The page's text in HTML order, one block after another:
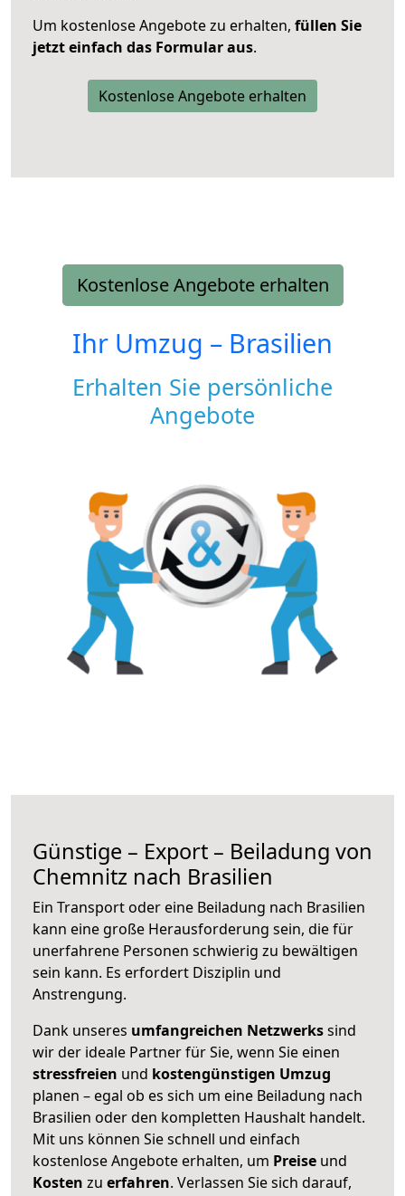
Um kostenlose Angebote zu erhalten, füllen Sie
jetzt einfach das Formular aus.
Kostenlose Angebote erhalten
Kostenlose Angebote erhalten
Ihr Umzug – Brasilien
Erhalten Sie persönliche
Angebote
Günstige – Export – Beiladung von
Chemnitz nach Brasilien
Ein Transport oder eine Beiladung nach Brasilien
kann eine große Herausforderung sein, die für
unerfahrene Personen schwierig zu bewältigen
sein kann. Es erfordert Disziplin und
Anstrengung.
Dank unseres umfangreichen Netzwerkssind
wir der ideale Partner für Sie, wenn Sie einen
stressfreien und kostengünstigen Umzug
planen – egal ob es sich um eine Beiladung nach
Brasilien oder den kompletten Haushalt handelt.
Mit uns können Sie schnell und einfach
kostenlose Angebote erhalten, um Preise und
Kosten zu erfahren. Verlassen Sie sich darauf,